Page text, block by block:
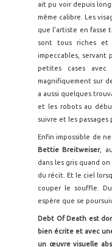
ait pu voir depuis
même calibre. Les
que l’artiste en fasse
sont tous riches et
impeccables, servant
petites cases avec
magnifiquement sur
a aussi quelques
et les robots au
suivre et les passages
Enfin impossible de
Bettie Breitweiser,
dans les gris quand
du récit. Et le ciel
couper le souffle.
espère que se
Debt Of Death est
bien écrite et avec
un œuvre visuelle